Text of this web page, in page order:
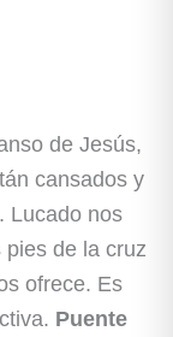
de Jesús,
cansados y
Lucado nos
de la cruz
ofrece. Es
Puente